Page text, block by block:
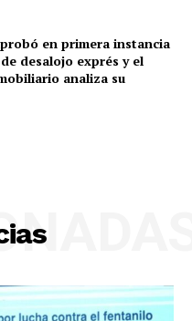
en primera instancia
desalojo exprés y el
analiza su